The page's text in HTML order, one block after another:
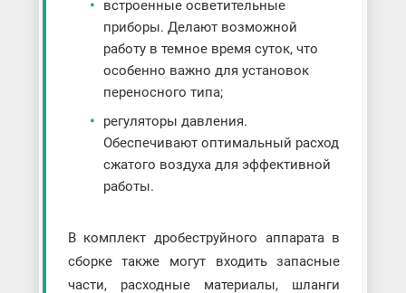
встроенные осветительные
приборы. Делают возможной
работу в темное время суток, что
особенно важно для установок
переносного типа;
регуляторы давления.
Обеспечивают оптимальный расход
сжатого воздуха для эффективной
работы.
В комплект дробеструйного аппарата в
сборке также могут входить запасные
части, расходные материалы, шланги